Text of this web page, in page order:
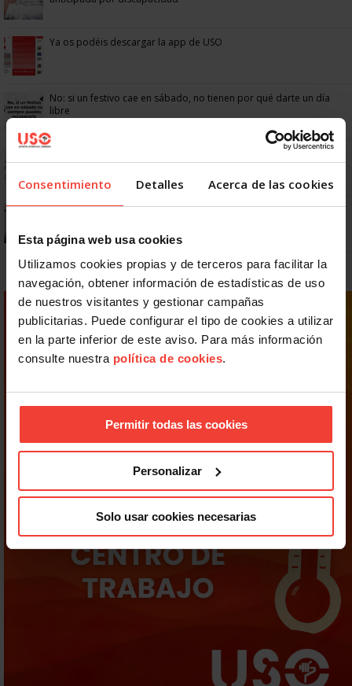
Consentimiento Detalles Acerca de las cookies
Esta página web usa cookies
Utilizamos cookies propias y de terceros para facilitar la
navegación, obtener información de estadísticas de uso
de nuestros visitantes y gestionar campañas
publicitarias. Puede configurar el tipo de cookies a utilizar
en la parte inferior de este aviso. Para más información
consulte nuestra política de cookies.
Permitir todas las cookies
Personalizar
Solo usar cookies necesarias
Ya os podéis descargar la app de USO
No: si un festivo cae en sábado, no tienen por qué darte un día
libre
¿Puedo viajar estando de baja?